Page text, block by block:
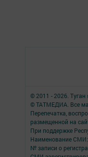
© 2011 - 2026.
© ТАТМЕДИА. Все
Перепечатка,
размещенной на
При поддержке
Наименование СМИ:
№ записи о